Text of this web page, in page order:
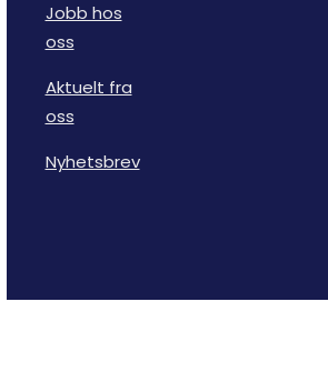
Jobb hos
oss
Aktuelt fra
oss
Nyhetsbrev